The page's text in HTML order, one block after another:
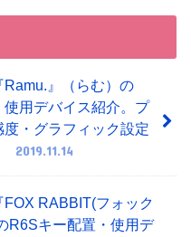
Ramu.』（らむ）の
用デバイス紹介。プ
度・グラフィック設定
2019.11.14
FOX RABBIT(フォック
R6Sキー配置・使用デ